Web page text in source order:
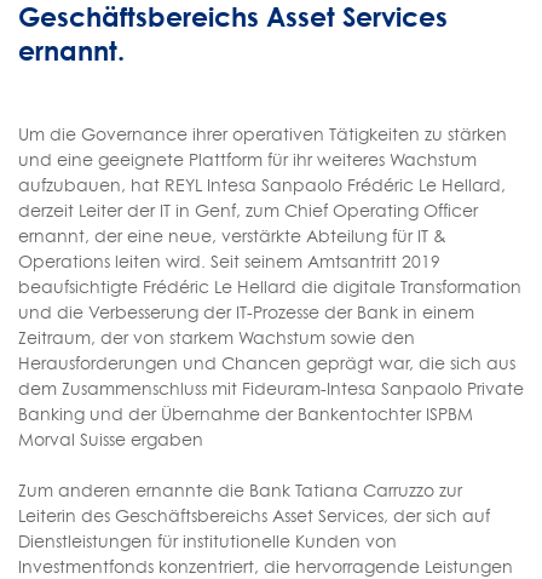
Geschäftsbereichs Asset Services
ernannt.
Um die Governance ihrer operativen Tätigkeiten zu stärken
und eine geeignete Plattform für ihr weiteres Wachstum
aufzubauen, hat REYL Intesa Sanpaolo Frédéric Le Hellard,
derzeit Leiter der IT in Genf, zum Chief Operating Officer
ernannt, der eine neue, verstärkte Abteilung für IT &
Operations leiten wird. Seit seinem Amtsantritt 2019
beaufsichtigte Frédéric Le Hellard die digitale Transformation
und die Verbesserung der IT-Prozesse der Bank in einem
Zeitraum, der von starkem Wachstum sowie den
Herausforderungen und Chancen geprägt war, die sich aus
dem Zusammenschluss mit Fideuram-Intesa Sanpaolo Private
Banking und der Übernahme der Bankentochter ISPBM
Morval Suisse ergaben
Zum anderen ernannte die Bank Tatiana Carruzzo zur
Leiterin des Geschäftsbereichs Asset Services, der sich auf
Dienstleistungen für institutionelle Kunden von
Investmentfonds konzentriert, die hervorragende Leistungen